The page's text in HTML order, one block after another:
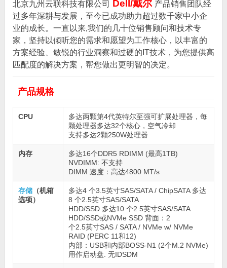
北京九州云联科技有限公司 Dell/戴尔 产品销售团队经
过多年深耕与发展，至今已成功助力超过数千家中小企
业的成长。一直以来,我们的几十位销售顾问和技术专
家，坚持以倾听您的需求和愿望为工作核心，以丰富的
方案经验、敏锐的行业洞察和过硬的IT技术，为您提供高
匹配度的解决方案，帮您做出更明智的决定。
产品规格
CPU
多达两颗第4代英特尔至强可扩展处理器，每
颗处理器多达32个核心，空气冷却
支持多达2颗250W处理器
内存
多达16个DDR5 RDIMM (最高1TB)
NVDIMM: 不支持
DIMM 速度：高达4800 MT/s
存储（机箱
选项）
多达4 个3.5英寸SAS/SATA / ChipSATA 多达
8 个2.5英寸SAS/SATA
HDD/SSD 多达10 个2.5英寸SAS/SATA
HDD/SSD或NVMe SSD 背面：2
个2.5英寸SAS / SATA / NVMe w/ NVMe
RAID (PERC 11和12)
内部：USB和内部BOSS-N1 (2个M.2 NVMe)
用作启动盘. 无IDSDM